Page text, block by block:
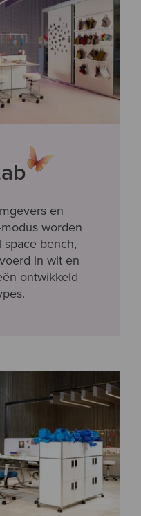
en
worden
bench,
in wit en
ontwikkeld